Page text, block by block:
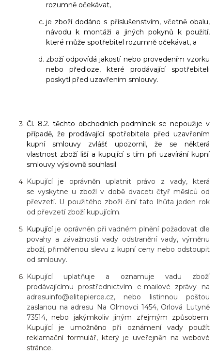
rozumně očekávat,
je zboží dodáno s příslušenstvím, včetně obalu,
návodu k montáži a jiných pokynů k použití,
které může spotřebitel rozumně očekávat, a
zboží odpovídá jakostí nebo provedením vzorku
nebo předloze, které prodávající spotřebiteli
poskytl před uzavřením smlouvy.
Čl. 8.2. těchto obchodních podmínek se nepoužije v
případě, že prodávající spotřebitele před uzavřením
kupní smlouvy zvlášť upozornil, že se některá
vlastnost zboží liší a kupující s tím při uzavírání kupní
smlouvy výslovně souhlasil.
Kupujícíje oprávněn uplatnit právo z vady, která
se vyskytne u zboží v době dvaceti čtyř měsíců od
převzetí. U použitého zboží činí tato lhůta jeden rok
od převzetí zboží kupujícím.
Kupujícíje oprávněn při vadném plnění požadovat dle
povahy a závažnosti vady odstranění vady, výměnu
zboží, přiměřenou slevu z kupní ceny nebo odstoupit
od smlouvy.
Kupující uplatňuje a oznamuje vadu zboží
prodávajícímu prostřednictvím e-mailové zprávy na
adresuinfo@elitepierce.cz, nebo
listinnou poštou
zaslanou na adresu
Na Olmovci 1454, Orlová Lutyně
73514, nebo jakýmkoliv jiným zřejmým způsobem.
Kupující je umožněno při oznámení vady použít
reklamační formulář, který je uveřejněn na webové
stránce.